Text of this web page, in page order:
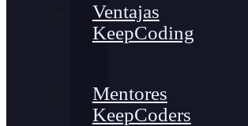
Ventajas
KeepCoding
Mentores
KeepCoders